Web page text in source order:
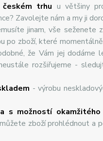
trhu u většiny
Zavolejte nám a my ji
jinam, vše seženete
po zboží, které
že Vám jej dodáme
rozšiřujeme -
- výrobu
s možností
zboží prohlédnout a